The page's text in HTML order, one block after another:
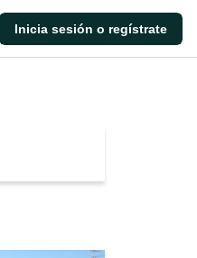
Inicia sesión o regístrate